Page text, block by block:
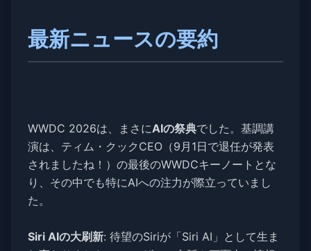
最新ニュースの要約
WWDC 2026は、まさにAIの祭典でした。基調講
演は、ティム・クックCEO（9月1日で退任が発表
されましたね！）の最後のWWDCキーノートとな
り、その中でも特にAIへの注力が際立っていまし
た。
Siri AIの大刷新: 待望のSiriが「Siri AI」として生ま